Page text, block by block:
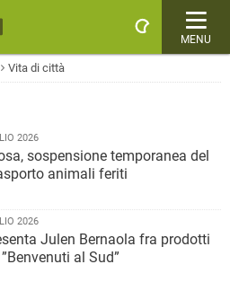
MENU
Vita di città
2026
sospensione temporanea del
animali feriti
2026
Julen Bernaola fra prodotti
al Sud”